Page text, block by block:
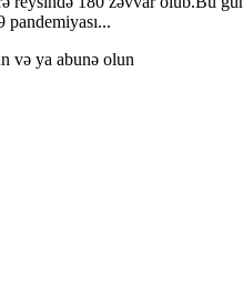
və ya abunə olun